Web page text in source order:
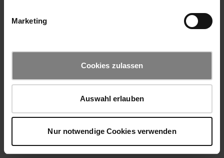
Marketing
Cookies zulassen
Auswahl erlauben
Nur notwendige Cookies verwenden